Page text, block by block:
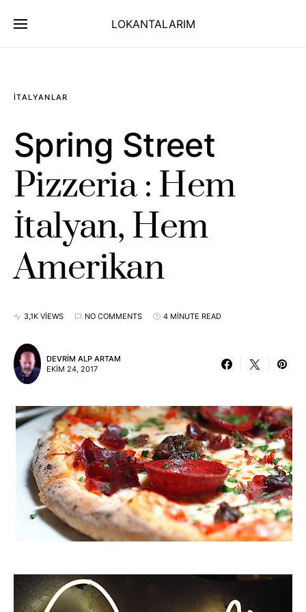
LOKANTALARIM
İTALYANLAR
Spring Street
Pizzeria : Hem
İtalyan, Hem
Amerikan
3,1K VIEWS NO COMMENTS 4 MINUTE READ
DEVRIM ALP ARTAM
EKIM 24, 2017